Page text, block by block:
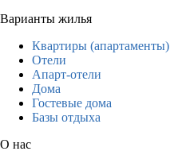
Варианты жилья
Квартиры (апартаменты)
Отели
Апарт-отели
Дома
Гостевые дома
Базы отдыха
О нас